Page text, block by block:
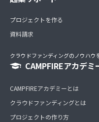
プロジェクトを作る
資料請求
クラウドファンディングのノウハウ
CAMPFIREアカデミ
CAMPFIREアカデミーとは
クラウドファンディングとは
プロジェクトの作り方